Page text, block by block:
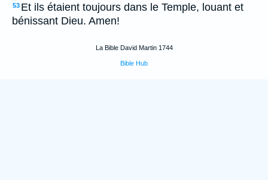
53 Et ils étaient toujours dans le Temple, louant et
bénissant Dieu. Amen!
La Bible David Martin 1744
Bible Hub